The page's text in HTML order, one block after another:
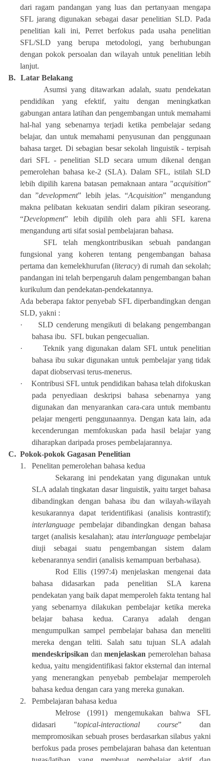
dari ragam pandangan yang luas dan pertanyaan mengapa
SFL jarang digunakan sebagai dasar penelitian SLD. Pada
penelitian kali ini, Perret berfokus pada usaha penelitian
SFL/SLD yang berupa metodologi, yang berhubungan
dengan pokok persoalan dan wilayah untuk penelitian lebih
lanjut.
B. Latar Belakang
Asumsi yang ditawarkan adalah, suatu pendekatan
pendidikan yang efektif, yaitu dengan meningkatkan
gabungan antara latihan dan pengembangan untuk memahami
hal-hal yang sebenarnya terjadi ketika pembelajar sedang
belajar, dan untuk memahami penyusunan dan penggunaan
bahasa target. Di sebagian besar sekolah linguistik - terpisah
dari SFL - penelitian SLD secara umum dikenal dengan
pemerolehan bahasa ke-2 (SLA). Dalam SFL, istilah SLD
lebih dipilih karena batasan pemaknaan antara "acquisition”
dan ”development” lebih jelas. “Acquisition” mengandung
makna pelibatan kekuatan sendiri dalam pikiran seseorang.
“Development” lebih dipilih oleh para ahli SFL karena
mengandung arti sifat sosial pembelajaran bahasa.
SFL telah mengkontribusikan sebuah pandangan
fungsional yang koheren tentang pengembangan bahasa
pertama dan kemelekhurufan (literacy) di rumah dan sekolah;
pandangan ini telah berpengaruh dalam pengembangan bahan
kurikulum dan pendekatan-pendekatannya.
Ada beberapa faktor penyebab SFL diperbandingkan dengan
SLD, yakni :
·
SLD cenderung mengikuti di belakang pengembangan
bahasa ibu. SFL bukan pengecualian.
·
Teknik yang digunakan dalam SFL untuk penelitian
bahasa ibu sukar digunakan untuk pembelajar yang tidak
dapat diobservasi terus-menerus.
·
Kontribusi SFL untuk pendidikan bahasa telah difokuskan
pada penyediaan deskripsi bahasa sebenarnya yang
digunakan dan menyarankan cara-cara untuk membantu
pelajar mengerti penggunaannya. Dengan kata lain, ada
kecenderungan memfokuskan pada hasil belajar yang
diharapkan daripada proses pembelajarannya.
C. Pokok-pokok Gagasan Penelitian
1.
Penelitan pemerolehan bahasa kedua
Sekarang ini pendekatan yang digunakan untuk
SLA adalah tingkatan dasar linguistik, yaitu target bahasa
dibandingkan dengan bahasa ibu dan wilayah-wilayah
kesukarannya dapat teridentifikasi (analisis kontrastif);
interlanguage pembelajar dibandingkan dengan bahasa
target (analisis kesalahan); atau interlanguagepembelajar
diuji sebagai suatu pengembangan sistem dalam
kebenarannya sendiri (analisis kemampuan berbahasa).
Rod Ellis (1997:4) menjelaskan mengenai data
bahasa didasarkan pada penelitian SLA karena
pendekatan yang baik dapat memperoleh fakta tentang hal
yang sebenarnya dilakukan pembelajar ketika mereka
belajar bahasa kedua. Caranya adalah dengan
mengumpulkan sampel pembelajar bahasa dan meneliti
mereka dengan teliti. Salah satu tujuan SLA adalah
mendeskripsikan dan menjelaskan pemerolehan bahasa
kedua, yaitu mengidentifikasi faktor eksternal dan internal
yang menerangkan penyebab pembelajar memperoleh
bahasa kedua dengan cara yang mereka gunakan.
2.
Pembelajaran bahasa kedua
Melrose (1991) mengemukakan bahwa SFL
didasari "topical-interactional course” dan
mempromosikan sebuah proses berdasarkan silabus yakni
berfokus pada proses pembelajaran bahasa dan ketentuan